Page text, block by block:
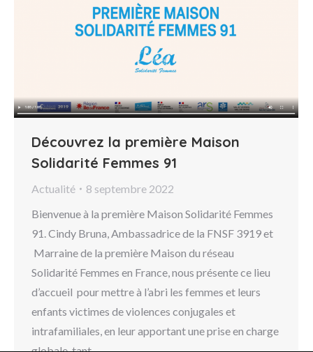
Découvrez la première Maison
Solidarité Femmes 91
Actualité
8 septembre 2022
Bienvenue à la première Maison Solidarité Femmes
91. Cindy Bruna, Ambassadrice de la FNSF 3919 et
Marraine de la première Maison du réseau
Solidarité Femmes en France, nous présente ce lieu
d’accueil pour mettre à l’abri les femmes et leurs
enfants victimes de violences conjugales et
intrafamiliales, en leur apportant une prise en charge